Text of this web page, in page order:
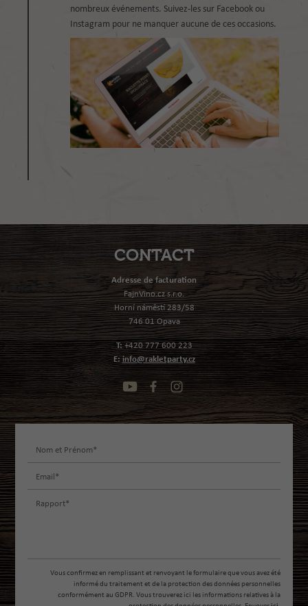
nombreux événements. Suivez-les sur Facebook ou
Instagram pour ne manquer aucune de ces occasions.
CONTACT
Adresse de facturation
FajnVino.cz s.r.o.
Horní náměstí 283/58
746 01 Opava
T:+420 777 600 223
E:info@rakletparty.cz
Vous confirmez en remplissant et renvoyant le formulaire que vous avez été
informé du traitement et de la protection des données personnelles
conformément au GDPR. Vous trouverez ici les informations relatives à la